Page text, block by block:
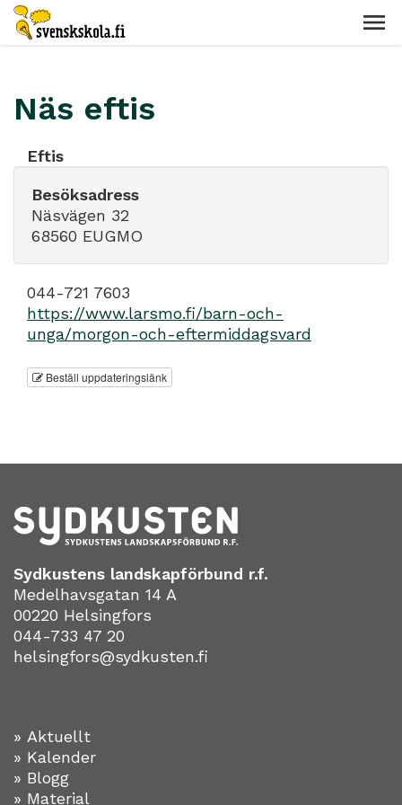
Näs eftis
Eftis
Besöksadress
Näsvägen 32
68560 EUGMO
044-721 7603
https://www.larsmo.fi/barn-och-
unga/morgon-och-eftermiddagsvard
Beställ uppdateringslänk
Sydkustens landskapförbund r.f.
Medelhavsgatan 14 A
00220 Helsingfors
044-733 47 20
helsingfors@sydkusten.fi
» Aktuellt
» Kalender
» Blogg
» Material